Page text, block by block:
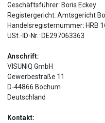
Geschäftsführer: Boris Eckey
Registergericht: Amtsgericht
Handelsregisternummer: HRB
USt.-ID-Nr.: DE297063363
Anschrift:
VISUNIQ GmbH
Gewerbestraße 11
D-44866 Bochum
Deutschland
Kontakt: